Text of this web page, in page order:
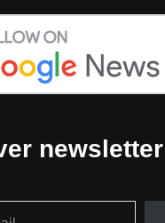
newsletter